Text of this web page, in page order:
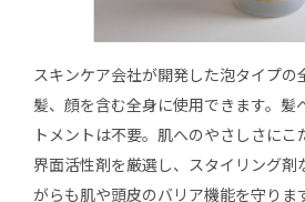
スキンケア会社が開発した泡タイプの
髪、顔を含む全身に使用できます。髪
トメントは不要。肌へのやさしさにこ
界面活性剤を厳選し、スタイリング剤
がらも肌や頭皮のバリア機能を守りま